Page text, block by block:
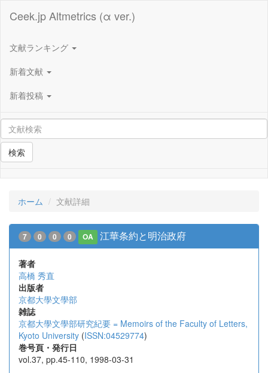
Ceek.jp Altmetrics (α ver.)
文献ランキング
新着文献
新着投稿
検索
ホーム 文献詳細
7 0 0 0 OA 江華条約と明治政府
著者
高橋 秀直
出版者
京都大學文學部
雑誌
京都大學文學部研究紀要 = Memoirs of the Faculty of Letters,
Kyoto University (ISSN:04529774)
巻号頁・発行日
vol.37, pp.45-110, 1998-03-31